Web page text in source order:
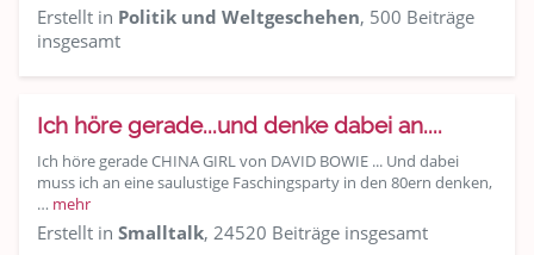
Spiel, Spaß und Sinnlosigkeit
Gewicht reduzieren
Archiv
Erstellt in Politik und Weltgeschehen, 500 Beiträge
insgesamt
Ich höre gerade...und denke dabei an....
Ich höre gerade CHINA GIRL von DAVID BOWIE ... Und dabei
muss ich an eine saulustige Faschingsparty in den 80ern denken,
… mehr
Erstellt in Smalltalk, 24520 Beiträge insgesamt